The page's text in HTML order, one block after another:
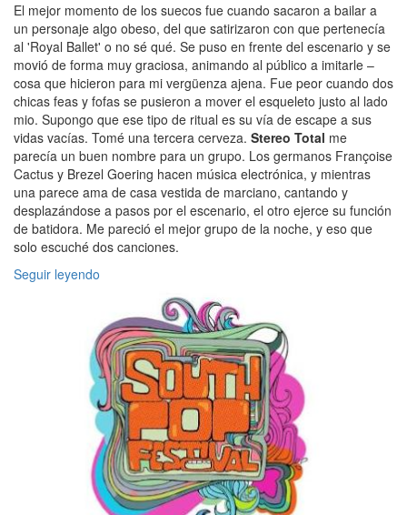
El mejor momento de los suecos fue cuando sacaron a bailar a
un personaje algo obeso, del que satirizaron con que pertenecía
al 'Royal Ballet' o no sé qué. Se puso en frente del escenario y se
movió de forma muy graciosa, animando al público a imitarle –
cosa que hicieron para mi vergüenza ajena. Fue peor cuando dos
chicas feas y fofas se pusieron a mover el esqueleto justo al lado
mio. Supongo que ese tipo de ritual es su vía de escape a sus
vidas vacías. Tomé una tercera cerveza. Stereo Total me
parecía un buen nombre para un grupo. Los germanos Françoise
Cactus y Brezel Goering hacen música electrónica, y mientras
una parece ama de casa vestida de marciano, cantando y
desplazándose a pasos por el escenario, el otro ejerce su función
de batidora. Me pareció el mejor grupo de la noche, y eso que
solo escuché dos canciones.
Seguir leyendo